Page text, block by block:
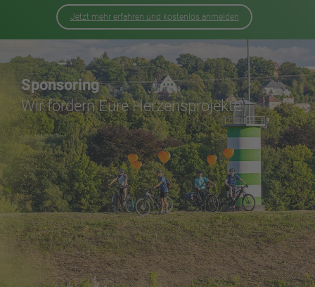
Jetzt mehr erfahren und kostenlos anmelden
Sponsoring
Wir fördern Eure Herzensprojekte!